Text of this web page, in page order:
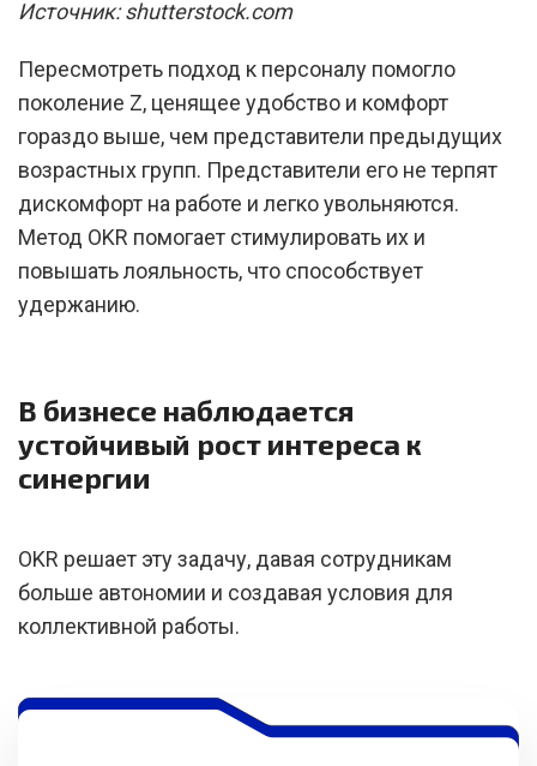
Источник: shutterstock.com
Пересмотреть подход к персоналу помогло
поколение Z, ценящее удобство и комфорт
гораздо выше, чем представители предыдущих
возрастных групп. Представители его не терпят
дискомфорт на работе и легко увольняются.
Метод OKR помогает стимулировать их и
повышать лояльность, что способствует
удержанию.
В бизнесе наблюдается
устойчивый рост интереса к
синергии
OKR решает эту задачу, давая сотрудникам
больше автономии и создавая условия для
коллективной работы.